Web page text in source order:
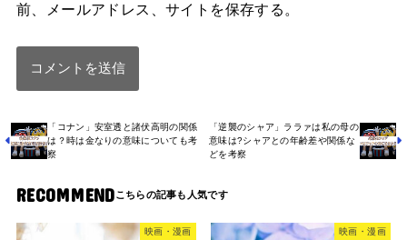
前、メールアドレス、サイトを保存する。
「コナン」安室透と諸伏高明の関係
は？時は金なりの意味についても考
察
「逆襲のシャア」ララァは私の母の
意味は?シャアとの年齢差や関係な
どを考察
RECOMMEND
映画・漫画 映画・漫画